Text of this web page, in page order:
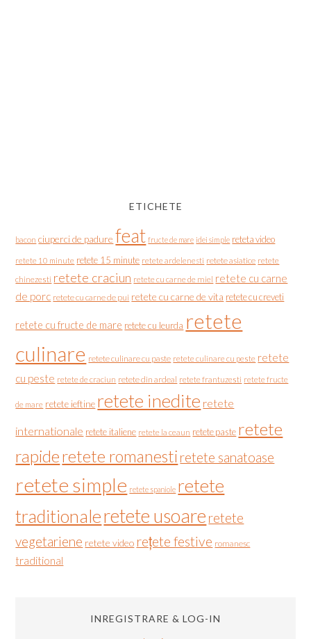
ETICHETE
bacon ciuperci de padure feat fructe de mare idei simple reteta video
retete 10 minute retete 15 minute retete ardelenesti retete asiatice retete
chinezesti retete craciun retete cu carne de miel retete cu carne
de porc retete cu carne de pui retete cu carne de vita retete cu creveti
retete cu fructe de mare retete cu leurda retete
culinare retete culinare cu paste retete culinare cu peste retete
cu peste retete de craciun retete din ardeal retete frantuzesti retete fructe
de mare retete ieftine retete inedite retete
internationale retete italiene retete la ceaun retete paste retete
rapideretete romanesti retete sanatoase
retete simple retete spaniole retete
traditionaleretete usoare retete
vegetariene retete video rețete festive romanesc
traditional
INREGISTRARE & LOG-IN